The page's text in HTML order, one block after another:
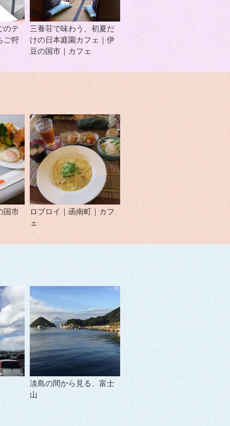
のテ
ご狩
三養荘で味わう、初夏だ
けの日本庭園カフェ｜伊
豆の国市｜カフェ
国市
ロブロイ｜函南町｜カフ
ェ
淡島の間から見る、富士
山